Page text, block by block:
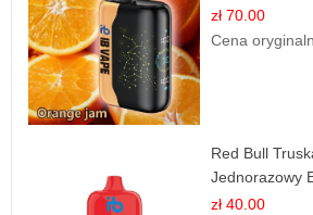
Długotrwały
zł 70.00
Cena
Red Bull
Jednorazowy
Drink Smak
zł 40.00